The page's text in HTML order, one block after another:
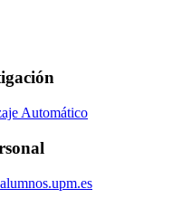
Automático